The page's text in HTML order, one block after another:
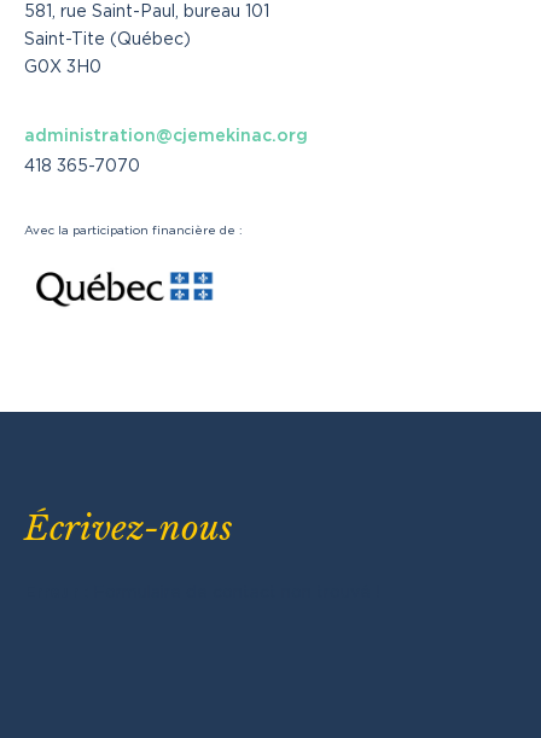
581, rue Saint-Paul, bureau 101
Saint-Tite (Québec)
G0X 3H0
administration@cjemekinac.org
418 365-7070
Avec la participation financière de :
Écrivez-nous